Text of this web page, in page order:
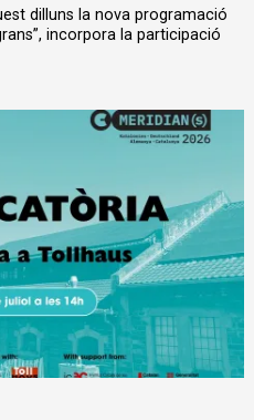
dilluns la nova programació
incorpora la participació